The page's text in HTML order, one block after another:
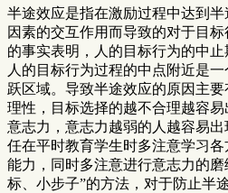
半途效应是指在激励过程中达到
因素的交互作用而导致的对于目
的事实表明，人的目标行为的中
人的目标行为过程的中点附近是
跃区域。导致半途效应的原因主
理性，目标选择的越不合理越容
意志力，意志力越弱的人越容易
任在平时教育学生时多注意学习
能力，同时多注意进行意志力的磨
标、小步子”的方法，对于防止半